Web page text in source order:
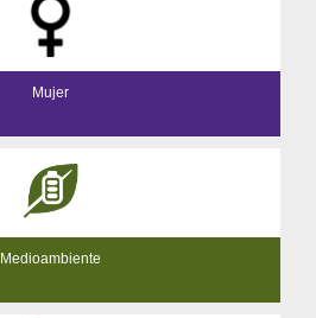
Mujer
Medioambiente